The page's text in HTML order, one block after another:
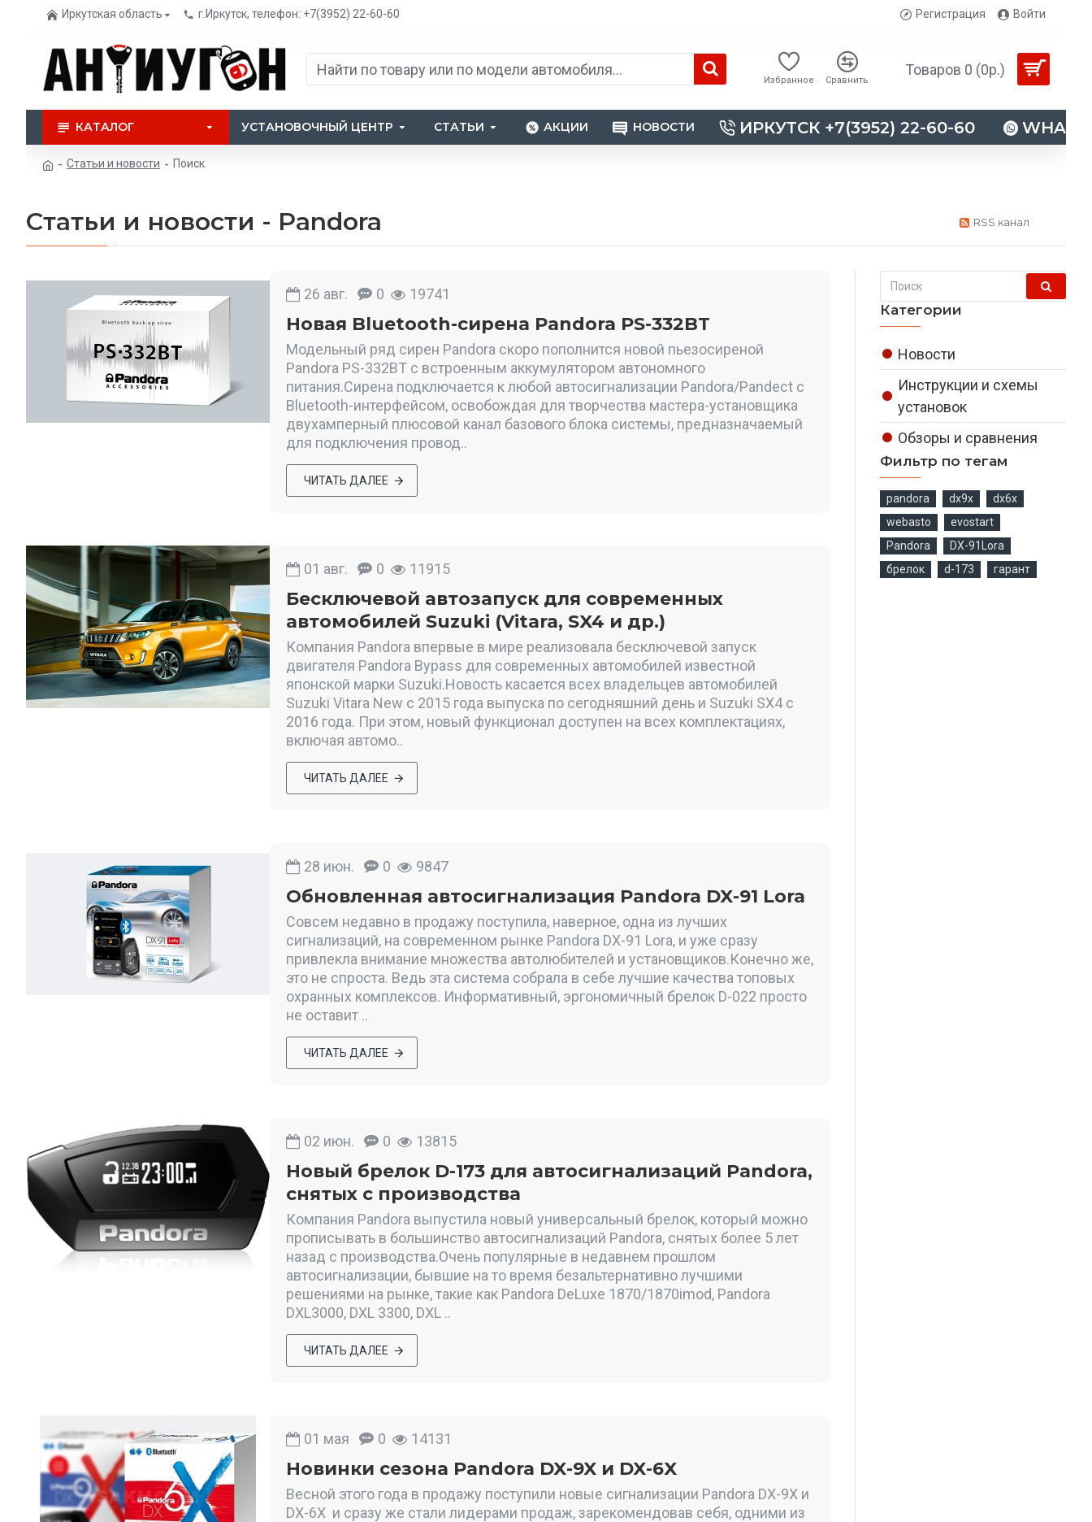
Иркутская область г.Иркутск, телефон: +7(3952) 22-60-60 Регистрация Войти
Избранное Сравнить
Товаров 0 (0р.)
КАТАЛОГ УСТАНОВОЧНЫЙ ЦЕНТР СТАТЬИ АКЦИИ НОВОСТИ ИРКУТСК +7(3952) 22-60-60
Статьи и новости Поиск
Статьи и новости - Pandora RSS канал
26 авг. 0 19741
Новая Bluetooth-сирена Pandora PS-332BT
Модельный ряд сирен Pandora скоро пополнится новой пьезосиреной
Pandora PS-332BT с встроенным аккумулятором автономного
питания.Сирена подключается к любой автосигнализации Pandora/Pandect с
Bluetooth-интерфейсом, освобождая для творчества мастера-установщика
двухамперный плюсовой канал базового блока системы, предназначаемый
для подключения провод..
ЧИТАТЬ ДАЛЕЕ
01 авг. 0 11915
Бесключевой автозапуск для современных
автомобилей Suzuki (Vitara, SX4 и др.)
Компания Pandora впервые в мире реализовала бесключевой запуск
двигателя Pandora Bypass для современных автомобилей известной
японской марки Suzuki.Новость касается всех владельцев автомобилей
Suzuki Vitara New c 2015 года выпуска по сегодняшний день и Suzuki SX4 c
2016 года. При этом, новый функционал доступен на всех комплектациях,
включая автомо..
ЧИТАТЬ ДАЛЕЕ
28 июн. 0 9847
Обновленная автосигнализация Pandora DX-91 Lora
Совсем недавно в продажу поступила, наверное, одна из лучших
сигнализаций, на современном рынке Pandora DX-91 Lora, и уже сразу
привлекла внимание множества автолюбителей и установщиков.Конечно же,
это не спроста. Ведь эта система собрала в себе лучшие качества топовых
охранных комплексов. Информативный, эргономичный брелок D-022 просто
не оставит ..
ЧИТАТЬ ДАЛЕЕ
02 июн. 0 13815
Новый брелок D-173 для автосигнализаций Pandora,
снятых с производства
Компания Pandora выпустила новый универсальный брелок, который можно
прописывать в большинство автосигнализаций Pandora, снятых более 5 лет
назад с производства.Очень популярные в недавнем прошлом
автосигнализации, бывшие на то время безальтернативно лучшими
решениями на рынке, такие как Pandora DeLuxe 1870/1870imod, Pandora
DXL3000, DXL 3300, DXL ..
ЧИТАТЬ ДАЛЕЕ
01 мая 0 14131
Новинки сезона Pandora DX-9X и DX-6X
Весной этого года в продажу поступили новые сигнализации Pandora DX-9X и
DX-6X и сразу же стали лидерами продаж, зарекомендовав себя, одними из
Категории
Новости
Инструкции и схемы
установок
Обзоры и сравнения
Фильтр по тегам
pandora dx9x
dx6x
webasto
evostart
Pandora
DX-91Lora
брелок
d-173 гарант